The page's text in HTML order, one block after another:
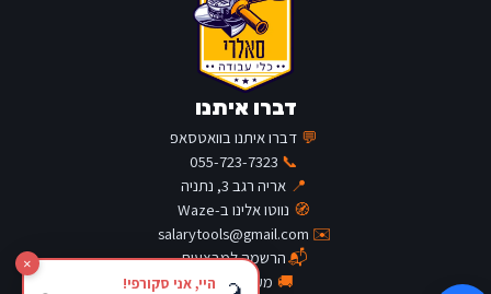
דברו איתנו
💬 דברו איתנו בוואטסאפ
📞
055-723-7323
📍 אריה רגב 3, נתניה
🧭 נווטו אלינו ב-Waze
✉️
salarytools@gmail.com
📬הרשמה למבצעים
🚚 מעקב משלוח
×
היי, אני סקורפי!